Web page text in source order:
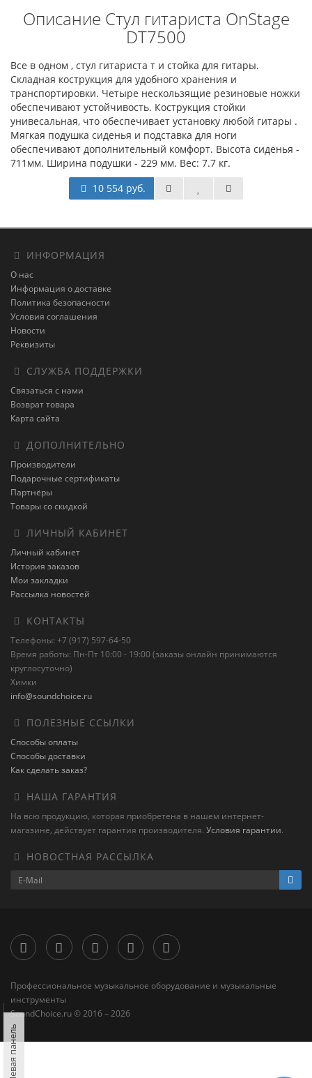
Описание Стул гитариста OnStage
DT7500
Все в одном , стул гитариста т и стойка для гитары.
Складная кострукция для удобного хранения и
транспортировки. Четыре нескользящие резиновые ножки
обеспечивают устойчивость. Кострукция стойки
унивесальная, что обеспечивает установку любой гитары .
Мягкая подушка сиденья и подставка для ноги
обеспечивают дополнительный комфорт. Высота сиденья -
711мм. Ширина подушки - 229 мм. Вес: 7.7 кг.
10 554 руб.
ИНФОРМАЦИЯ
О нас
Информация о доставке
Политика безопасности
Условия соглашения
Новости
Реквизиты
СЛУЖБА ПОДДЕРЖКИ
Связаться с нами
Возврат товара
Карта сайта
ДОПОЛНИТЕЛЬНО
Производители
Подарочные сертификаты
Партнёры
Товары со скидкой
ЛИЧНЫЙ КАБИНЕТ
Личный кабинет
История заказов
Мои закладки
Рассылка новостей
КОНТАКТЫ
Телефоны: +7 (917) 597-64-50
Время работы: Пн-Пт 10:00 - 19:00 (заказы онлайн принимаются
круглосуточно)
Химки
info@soundchoice.ru
ПОЛЕЗНЫЕ ССЫЛКИ
Способы оплаты
Способы доставки
Как сделать заказ?
НАША ГАРАНТИЯ
На всю продукцию, которая приобретена в нашем интернет-
магазине, действует гарантия производителя. Условия гарантии.
НОВОСТНАЯ РАССЫЛКА
Профессиональное музыкальное оборудование и музыкальные
инструменты
SoundChoice.ru © 2016 – 2026
Левая панель